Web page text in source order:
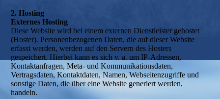
2. Hosting
Externes Hosting
Diese Website wird bei einem externen Dienstleister gehostet
(Hoster). Personenbezogenen Daten, die auf dieser Website
erfasst werden, werden auf den Servern des Hosters
gespeichert. Hierbei kann es sich v. a. um IP-Adressen,
Kontaktanfragen, Meta- und Kommunikationsdaten,
Vertragsdaten, Kontaktdaten, Namen, Webseitenzugriffe und
sonstige Daten, die über eine Website generiert werden,
handeln.